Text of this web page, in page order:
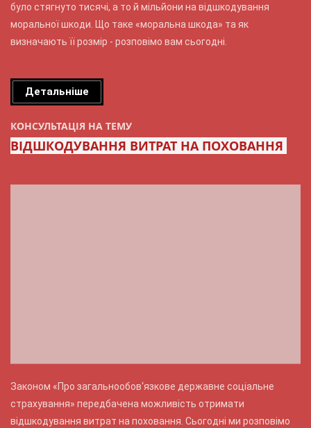
було стягнуто тисячі, а то й мільйони на відшкодування
моральної шкоди. Що таке «моральна шкода» та як
визначають її розмір - розповімо вам сьогодні.
Детальніше
КОНСУЛЬТАЦІЯ НА ТЕМУ
ВІДШКОДУВАННЯ ВИТРАТ НА ПОХОВАННЯ
Законом «Про загальнообов‘язкове державне соціальне
страхування» передбачена можливість отримати
відшкодування витрат на поховання. Сьогодні ми розповімо